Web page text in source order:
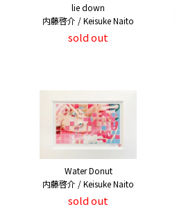
lie down
内藤啓介 / Keisuke Naito
sold out
Water Donut
内藤啓介 / Keisuke Naito
sold out